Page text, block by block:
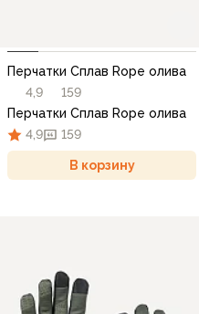
Перчатки Сплав Rope олива
4,9
159
Перчатки Сплав Rope олива
4,9
159
В корзину